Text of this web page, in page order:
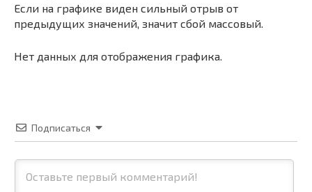
Если на графике виден сильный отрыв от
предыдущих значений, значит сбой массовый.
Нет данных для отображения графика.
Подписаться